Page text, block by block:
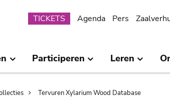
Submenu
TICKETS Agenda Pers
Participeren Leren
Tervuren Xylarium Wood Database